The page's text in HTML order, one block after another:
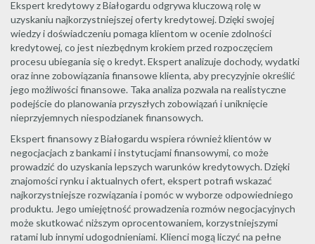
Ekspert kredytowy z Białogardu odgrywa kluczową rolę w
uzyskaniu najkorzystniejszej oferty kredytowej. Dzięki swojej
wiedzy i doświadczeniu pomaga klientom w ocenie zdolności
kredytowej, co jest niezbędnym krokiem przed rozpoczęciem
procesu ubiegania się o kredyt. Ekspert analizuje dochody, wydatki
oraz inne zobowiązania finansowe klienta, aby precyzyjnie określić
jego możliwości finansowe. Taka analiza pozwala na realistyczne
podejście do planowania przyszłych zobowiązań i uniknięcie
nieprzyjemnych niespodzianek finansowych.
Ekspert finansowy z Białogardu wspiera również klientów w
negocjacjach z bankami i instytucjami finansowymi, co może
prowadzić do uzyskania lepszych warunków kredytowych. Dzięki
znajomości rynku i aktualnych ofert, ekspert potrafi wskazać
najkorzystniejsze rozwiązania i pomóc w wyborze odpowiedniego
produktu. Jego umiejętność prowadzenia rozmów negocjacyjnych
może skutkować niższym oprocentowaniem, korzystniejszymi
ratami lub innymi udogodnieniami. Klienci mogą liczyć na pełne